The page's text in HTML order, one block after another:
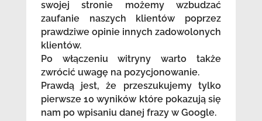
swojej stronie możemy wzbudzać
zaufanie naszych klientów poprzez
prawdziwe opinie innych zadowolonych
klientów.
Po włączeniu witryny warto także
zwrócić uwagę na pozycjonowanie.
Prawdą jest, że przeszukujemy tylko
pierwsze 10 wyników które pokazują się
nam po wpisaniu danej frazy w Google.